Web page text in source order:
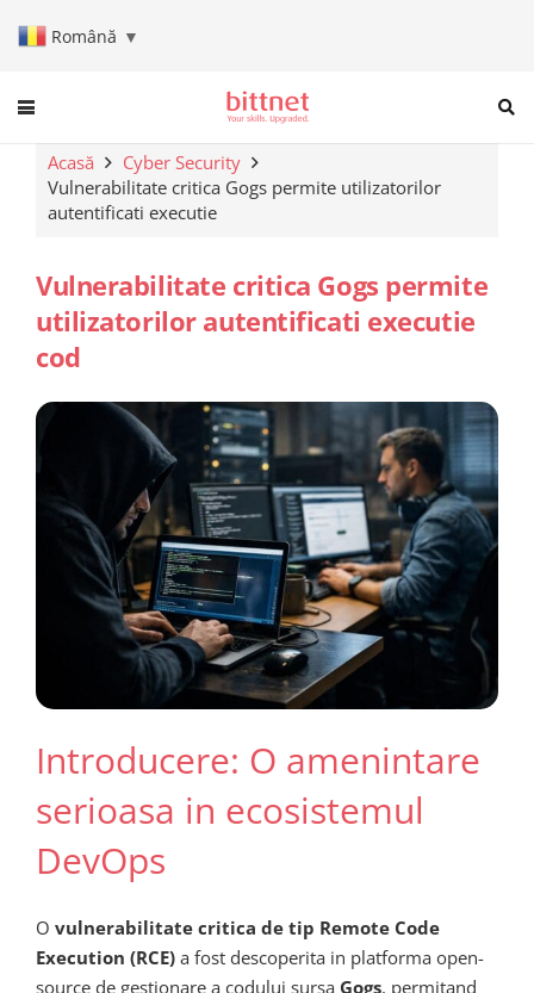
Română ▼
When autocomplete results
Acasă
Cyber Security
Vulnerabilitate critica Gogs permite utilizatorilor
autentificati executie
Vulnerabilitate critica Gogs permite
utilizatorilor autentificati executie
cod
Introducere: O amenintare
serioasa in ecosistemul
DevOps
O vulnerabilitate critica de tip Remote Code
Execution (RCE) a fost descoperita in platforma open-
source de gestionare a codului sursa Gogs, permitand